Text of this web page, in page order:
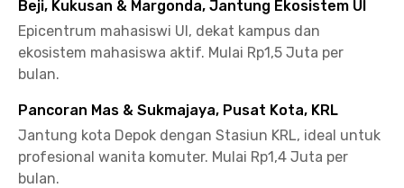
Beji, Kukusan & Margonda, Jantung Ekosistem UI
Epicentrum mahasiswi UI, dekat kampus dan
ekosistem mahasiswa aktif. Mulai Rp1,5 Juta per
bulan.
Pancoran Mas & Sukmajaya, Pusat Kota, KRL
Jantung kota Depok dengan Stasiun KRL, ideal untuk
profesional wanita komuter. Mulai Rp1,4 Juta per
bulan.